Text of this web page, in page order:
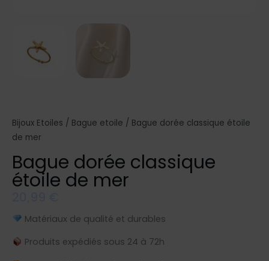
Bijoux Etoiles / Bague etoile / Bague dorée classique étoile
de mer
Bague dorée classique
étoile de mer
Matériaux de qualité et durables
Produits expédiés sous 24 à 72h